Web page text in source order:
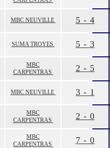
MBC NEUVILLE 5 - 4
SUMA TROYES 5 - 3
MBC
CARPENTRAS
2 - 5
MBC NEUVILLE 3 - 1
MBC
CARPENTRAS
2 - 0
MBC
CARPENTRAS
7 - 0